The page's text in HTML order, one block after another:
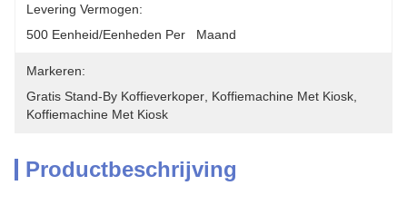
Levering Vermogen:
500 Eenheid/Eenheden Per   Maand
Markeren:
Gratis Stand-By Koffieverkoper Koffiemachine Met Kiosk
Koffiemachine Met Kiosk
Productbeschrijving